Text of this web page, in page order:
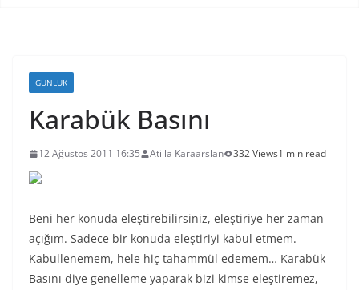
GÜNLÜK
Karabük Basını
12 Ağustos 2011 16:35 Atilla Karaarslan 332 Views1 min read
Beni her konuda eleştirebilirsiniz, eleştiriye her zaman
açığım. Sadece bir konuda eleştiriyi kabul etmem.
Kabullenemem, hele hiç tahammül edemem… Karabük
Basını diye genelleme yaparak bizi kimse eleştiremez,